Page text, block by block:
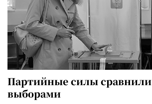
Партийные силы
выборами